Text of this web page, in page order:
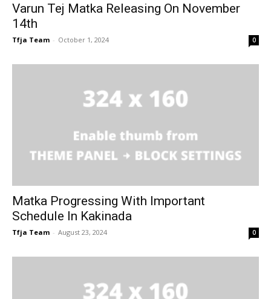
Varun Tej Matka Releasing On November
14th
Tfja Team - October 1, 2024 0
Matka Progressing With Important
Schedule In Kakinada
Tfja Team - August 23, 2024 0